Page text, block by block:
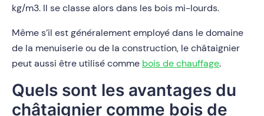
kg/m3. Il se classe alors dans les bois mi-lourds.
Même s’il est généralement employé dans le domaine
de la menuiserie ou de la construction, le châtaignier
peut aussi être utilisé comme bois de chauffage.
Quels sont les avantages du
châtaignier comme bois de